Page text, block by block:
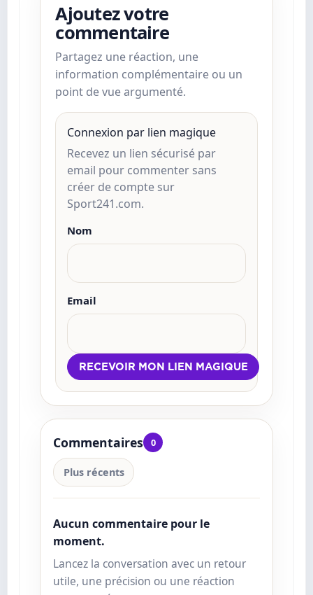
Ajoutez votre
commentaire
Partagez une réaction, une
information complémentaire ou un
point de vue argumenté.
Connexion par lien magique
Recevez un lien sécurisé par
email pour commenter sans
créer de compte sur
Sport241.com.
Nom
Email
Commentaires 0
Plus récents
Aucun commentaire pour le
moment.
Lancez la conversation avec un retour
utile, une précision ou une réaction